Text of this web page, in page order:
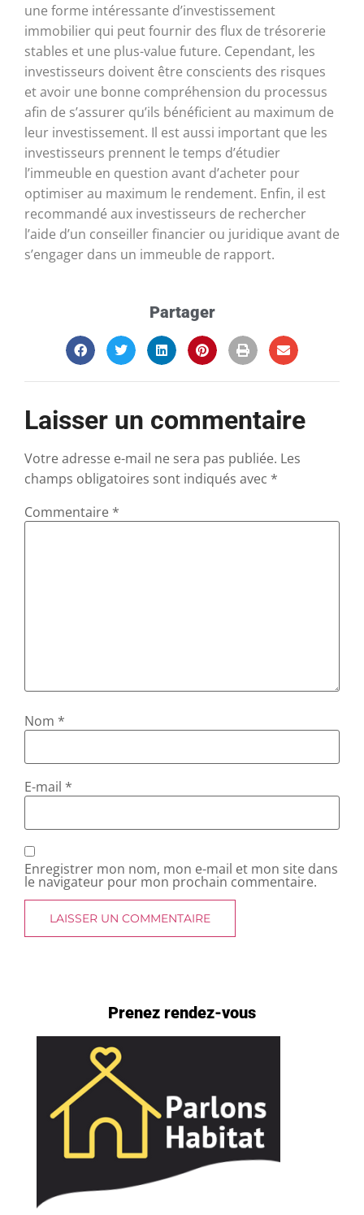
une forme intéressante d’investissement
immobilier qui peut fournir des flux de trésorerie
stables et une plus-value future. Cependant, les
investisseurs doivent être conscients des risques
et avoir une bonne compréhension du processus
afin de s’assurer qu’ils bénéficient au maximum de
leur investissement. Il est aussi important que les
investisseurs prennent le temps d’étudier
l’immeuble en question avant d’acheter pour
optimiser au maximum le rendement. Enfin, il est
recommandé aux investisseurs de rechercher
l’aide d’un conseiller financier ou juridique avant de
s’engager dans un immeuble de rapport.
Partager
Laisser un commentaire
Votre adresse e-mail ne sera pas publiée. Les
champs obligatoires sont indiqués avec *
Commentaire *
Nom *
E-mail *
Enregistrer mon nom, mon e-mail et mon site dans
le navigateur pour mon prochain commentaire.
Prenez rendez-vous